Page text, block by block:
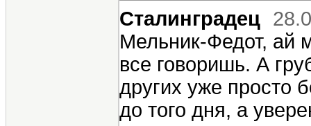
Сталинградец
Мельник-Федот, ай
все говоришь. А
других уже просто
до того дня, а